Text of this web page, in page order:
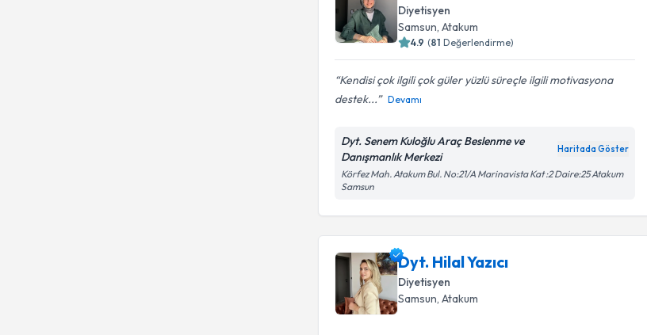
Diyetisyen
Samsun, Atakum
4.9 (81 Değerlendirme)
Kendisi çok ilgili çok güler yüzlü süreçle ilgili motivasyona
destek...
Devamı
Dyt. Senem Kuloğlu Araç Beslenme ve
Danışmanlık Merkezi
Haritada Göster
Körfez Mah. Atakum Bul. No:21/A Marinavista Kat :2 Daire:25 Atakum
Samsun
Dyt. Hilal Yazıcı
Diyetisyen
Samsun, Atakum